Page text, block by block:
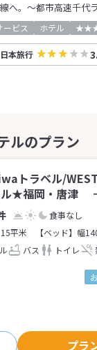
へ。～都市高速千代
ービス ホテル ★★★
日本旅行
トラベル/
★福岡・唐津
食事なし
15平米
【ベッド】幅
バス トイレ
プラ